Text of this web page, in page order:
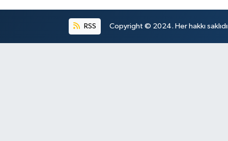
RSS Copyright © 2024. Her hakkı